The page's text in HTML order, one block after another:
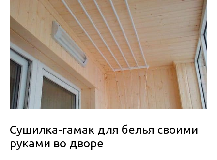
Сушилка-гамак для белья своими
руками во дворе